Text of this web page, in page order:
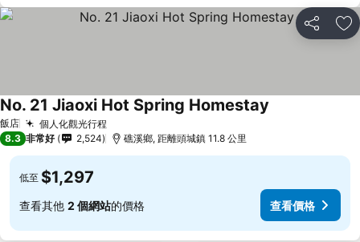
分享 加
飯店 個人化觀光行程查看價格
No. 21 Jiaoxi Hot Spring Homestay
8.3 非常好 2,524 礁溪鄉, 距離頭城鎮 11.8 公里
低至 $1,297
查看其他 2 個網站的價格 查看價格